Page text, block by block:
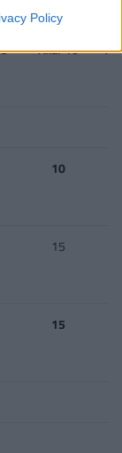
Policy
Akár 10
10
15
15